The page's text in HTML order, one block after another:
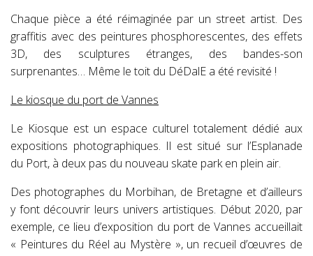
Chaque pièce a été réimaginée par un street artist. Des
graffitis avec des peintures phosphorescentes, des effets
3D, des sculptures étranges, des bandes-son
surprenantes… Même le toit du DéDalE a été revisité !
Le kiosque du port de Vannes
Le Kiosque est un espace culturel totalement dédié aux
expositions photographiques. Il est situé sur l’Esplanade
du Port, à deux pas du nouveau skate park en plein air.
Des photographes du Morbihan, de Bretagne et d’ailleurs
y font découvrir leurs univers artistiques. Début 2020, par
exemple, ce lieu d’exposition du port de Vannes accueillait
« Peintures du Réel au Mystère », un recueil d’œuvres de